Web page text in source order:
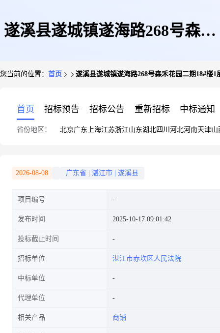
遂溪县遂城镇遂海路268号森禾
您当前的位置： 首页 遂溪县遂城镇遂海路268号森禾花园二期18#楼1
首页 招标预告 招标公告 重新招标 中标通知
省份地区： 北京广东 上海江苏浙江山东湖北四川 河北河南天津山
2026-08-08 广东省 湛江市 遂溪县
项目编号
发布时间 2025-10-17 09:01:42
投标截止时间
招标单位 湛江市赤坎区人民法院
中标单位
代理单位
相关产品 商铺